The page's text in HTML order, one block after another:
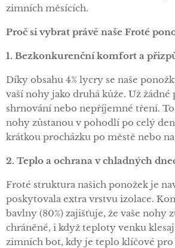
zimních měsících.
Proč si vybrat právě naše Froté
1. Bezkonkurenční komfort a
Díky obsahu 4% lycry se naše
vaší nohy jako druhá kůže. Už žádné
shrnování nebo nepříjemné tření. To
nohy zůstanou v pohodlí po celý
krátkou procházku po městě nebo
2. Teplo a ochrana v chladných
Froté struktura našich ponožek je
poskytovala extra vrstvu izolace.
bavlny (80%) zajišťuje, že vaše nohy
chráněné, i když teploty venku
zimních bot, kdy je teplo klíčové pro